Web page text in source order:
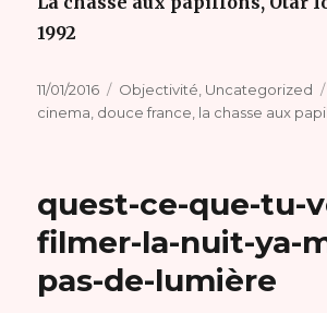
1992
Publié
le
11/01/2016 Catégories
Objectivité Uncategorized
cinema douce france la chasse aux
quest-ce-que-tu-
filmer-la-nuit-ya-
pas-de-lumière